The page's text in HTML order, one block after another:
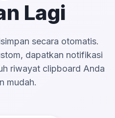
Lagi
secara otomatis.
dapatkan notifikasi
riwayat clipboard Anda
mudah.